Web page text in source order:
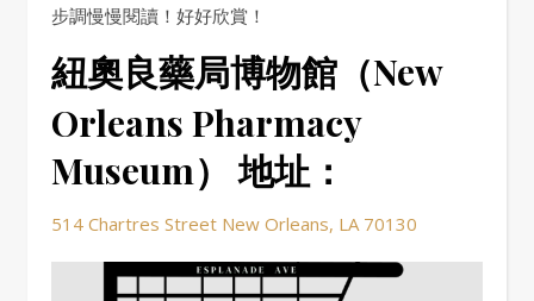
步調慢慢閱讀！好好欣賞！
紐奧良藥局博物館（New
Orleans Pharmacy
Museum） 地址：
514 Chartres Street New Orleans, LA 70130